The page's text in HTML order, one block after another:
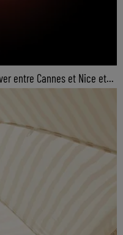
entre Cannes et Nice et...